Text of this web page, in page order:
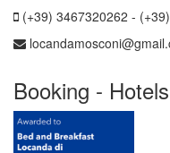
(+39) 3467320262 -
Booking -